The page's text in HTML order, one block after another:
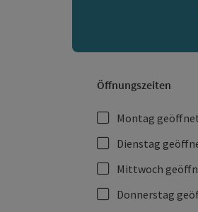
Öffnungszeiten
Montag
Dienstag
Mittwoch
Donnerstag